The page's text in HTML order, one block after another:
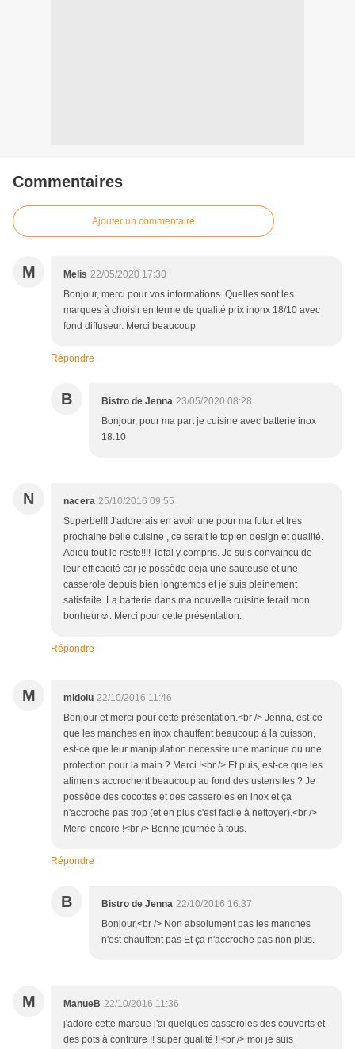
Commentaires
Ajouter un commentaire
M Melis 22/05/2020 17:30
Bonjour, merci pour vos informations. Quelles sont les
marques à choisir en terme de qualité prix inonx 18/10 avec
fond diffuseur. Merci beaucoup
Répondre
B Bistro de Jenna 23/05/2020 08:28
Bonjour, pour ma part je cuisine avec batterie inox
18.10
N nacera 25/10/2016 09:55
Superbe!!! J'adorerais en avoir une pour ma futur et tres
prochaine belle cuisine , ce serait le top en design et qualité.
Adieu tout le reste!!!! Tefal y compris. Je suis convaincu de
leur efficacité car je possède deja une sauteuse et une
casserole depuis bien longtemps et je suis pleinement
satisfaite. La batterie dans ma nouvelle cuisine ferait mon
bonheur☺. Merci pour cette présentation.
Répondre
M midolu 22/10/2016 11:46
Bonjour et merci pour cette présentation.<br /> Jenna, est-ce
que les manches en inox chauffent beaucoup à la cuisson,
est-ce que leur manipulation nécessite une manique ou une
protection pour la main ? Merci !<br /> Et puis, est-ce que les
aliments accrochent beaucoup au fond des ustensiles ? Je
possède des cocottes et des casseroles en inox et ça
n'accroche pas trop (et en plus c'est facile à nettoyer).<br />
Merci encore !<br /> Bonne journée à tous.
Répondre
B Bistro de Jenna 22/10/2016 16:37
Bonjour,<br /> Non absolument pas les manches
n'est chauffent pas Et ça n'accroche pas non plus.
M ManueB 22/10/2016 11:36
j'adore cette marque j'ai quelques casseroles des couverts et
des pots à confiture !! super qualité !!<br /> moi je suis